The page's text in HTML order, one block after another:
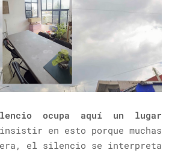
ocupa aquí un lugar
en esto porque muchas
el silencio se interpreta